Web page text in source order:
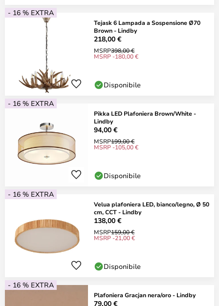
- 16 % EXTRA
Tejask 6 Lampada a Sospensione Ø70
Brown - Lindby
218,00 €
MSRP398,00 €
MSRP -180,00 €
Disponibile
- 16 % EXTRA
Pikka LED Plafoniera Brown/White -
Lindby
94,00 €
MSRP199,00 €
MSRP -105,00 €
Disponibile
- 16 % EXTRA
Velua plafoniera LED, bianco/legno, Ø 50
cm, CCT - Lindby
138,00 €
MSRP159,00 €
MSRP -21,00 €
Disponibile
- 16 % EXTRA
Plafoniera Gracjan nera/oro - Lindby
79,00 €